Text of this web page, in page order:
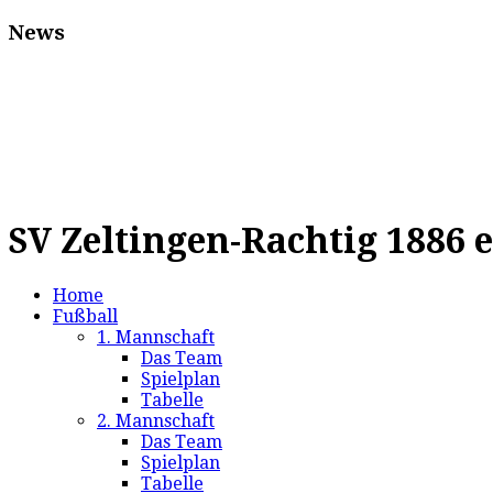
News
SV Zeltingen-Rachtig 1886
Home
Fußball
1. Mannschaft
Das Team
Spielplan
Tabelle
2. Mannschaft
Das Team
Spielplan
Tabelle